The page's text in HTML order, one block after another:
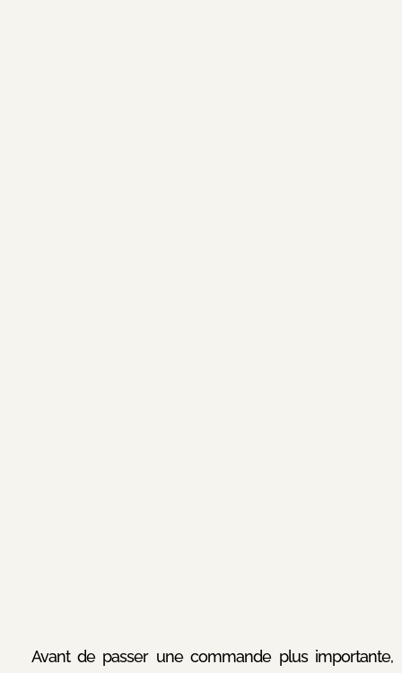
Avant de passer une commande plus importante,